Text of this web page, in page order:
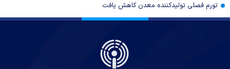
تورم فصلی تولیدکننده معدن کاهش یافت